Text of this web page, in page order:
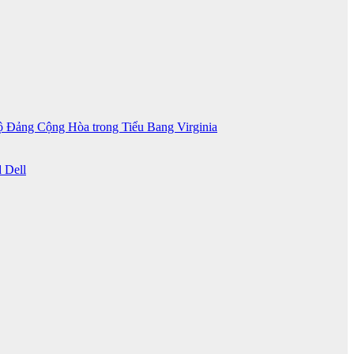
Cộng Hòa trong Tiểu Bang Virginia
Dell